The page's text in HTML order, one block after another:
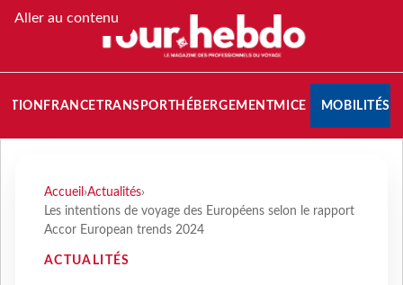
Aller au contenu
FRANCETRANSPORT HÉBERGEMENTMICE MOBILITÉS
Accueil ›Actualités›
Les intentions de voyage des Européens selon le rapport
Accor European trends 2024
ACTUALITÉS